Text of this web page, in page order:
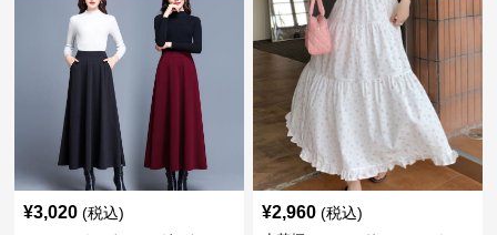
¥3,020 (税込) ¥2,960 (税込)